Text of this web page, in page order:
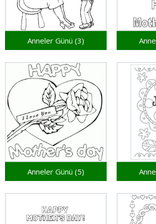
Anneler Günü (3)
Anneler Günü (5)